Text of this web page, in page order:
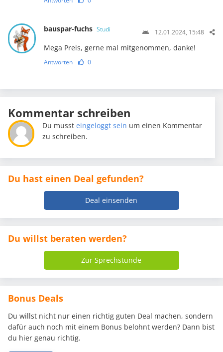
bauspar-fuchs Studi 12.01.2024, 15:48
Mega Preis, gerne mal mitgenommen, danke!
Antworten 0
Kommentar schreiben
Du mussteingeloggt sein um einen Kommentar
zu schreiben.
Du hast einen Deal gefunden?
Deal einsenden
Du willst beraten werden?
Zur Sprechstunde
Bonus Deals
Du willst nicht nur einen richtig guten Deal machen, sondern
dafür auch noch mit einem Bonus belohnt werden? Dann bist
du hier genau richtig.